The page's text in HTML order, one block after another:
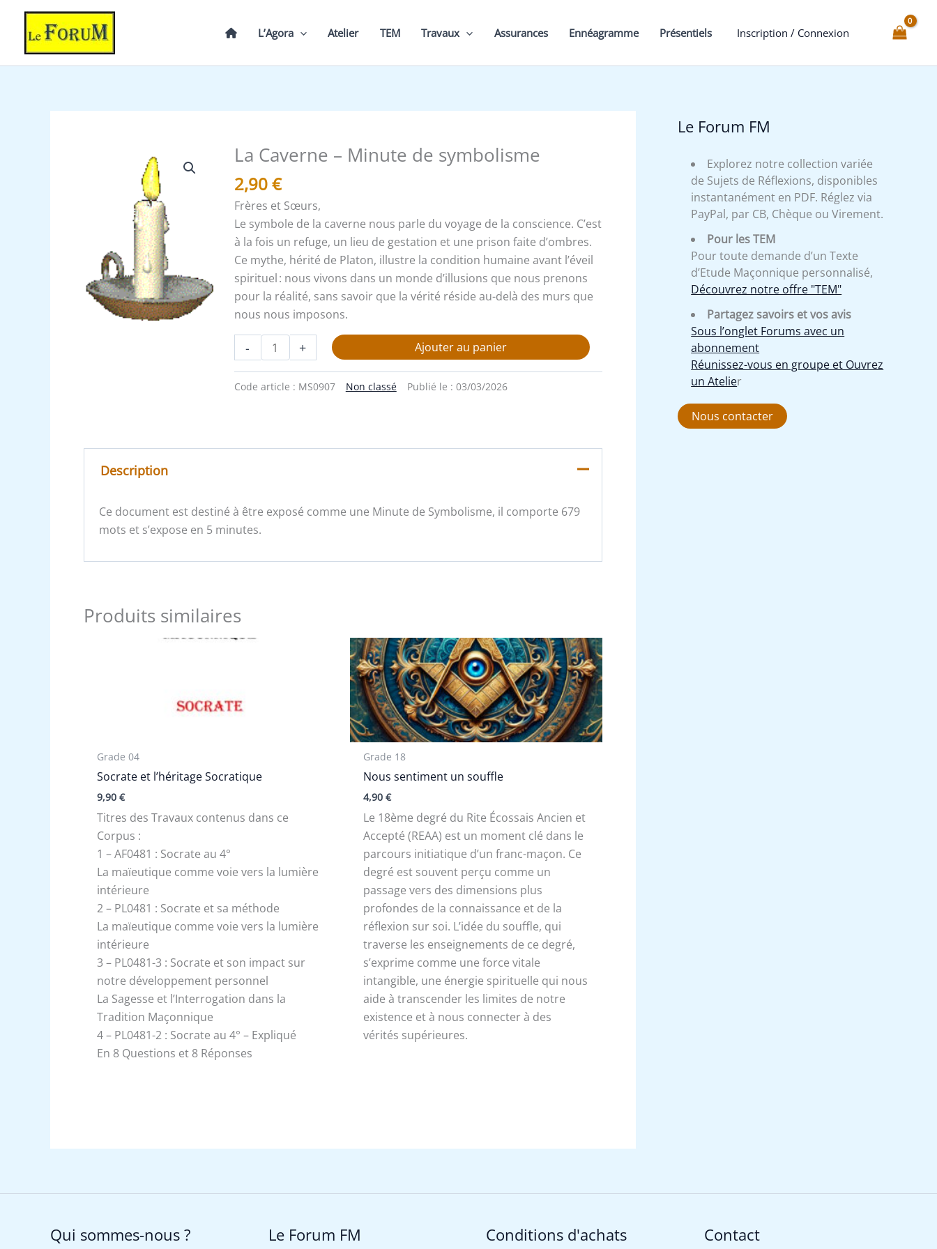
contenu
L’Agora Atelier TEM Travaux Assurances Ennéagramme Présentiels Inscription / Connexion
La Caverne – Minute de symbolisme
2,90€
Frères et Sœurs,
Le symbole de la caverne nous parle du voyage de la conscience. C’est
à la fois un refuge, un lieu de gestation et une prison faite d’ombres.
Ce mythe, hérité de Platon, illustre la condition humaine avant l’éveil
spirituel : nous vivons dans un monde d’illusions que nous prenons
pour la réalité, sans savoir que la vérité réside au-delà des murs que
nous nous imposons.
-
quantité
La
Caverne
-
Minute
de
symbolisme
+ Ajouter au panier
Code article : MS0907 Non classé Publié le : 03/03/2026
Description
Ce document est destiné à être exposé comme une Minute de Symbolisme, il comporte 679
mots et s’expose en 5 minutes.
Produits similaires
Grade 04
Socrate et l’héritage Socratique
9,90€
Titres des Travaux contenus dans ce
Corpus :
1 – AF0481 : Socrate au 4°
La maïeutique comme voie vers la lumière
intérieure
2 – PL0481 : Socrate et sa méthode
La maïeutique comme voie vers la lumière
intérieure
3 – PL0481-3 : Socrate et son impact sur
notre développement personnel
La Sagesse et l’Interrogation dans la
Tradition Maçonnique
4 – PL0481-2 : Socrate au 4° – Expliqué
En 8 Questions et 8 Réponses
Grade 18
Nous sentiment un souffle
4,90€
Le 18ème degré du Rite Écossais Ancien et
Accepté (REAA) est un moment clé dans le
parcours initiatique d’un franc-maçon. Ce
degré est souvent perçu comme un
passage vers des dimensions plus
profondes de la connaissance et de la
réflexion sur soi. L’idée du souffle, qui
traverse les enseignements de ce degré,
s’exprime comme une force vitale
intangible, une énergie spirituelle qui nous
aide à transcender les limites de notre
existence et à nous connecter à des
vérités supérieures.
Le Forum FM
Explorez notre collection variée
de Sujets de Réflexions, disponibles
instantanément en PDF. Réglez via
PayPal, par CB, Chèque ou Virement.
Pour les TEM
Pour toute demande d’un Texte
d’Etude Maçonnique personnalisé,
Découvrez notre offre "TEM"
Partagez savoirs et vos avis
Sous l’onglet Forums avec un
abonnement
Réunissez-vous en groupe et Ouvrez
un Atelier
Nous contacter
Qui sommes-nous ? Le Forum FM Conditions d'achats Contact
-
de